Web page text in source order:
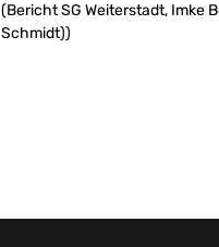
(Bericht SG Weiterstadt, Imke
Schmidt))